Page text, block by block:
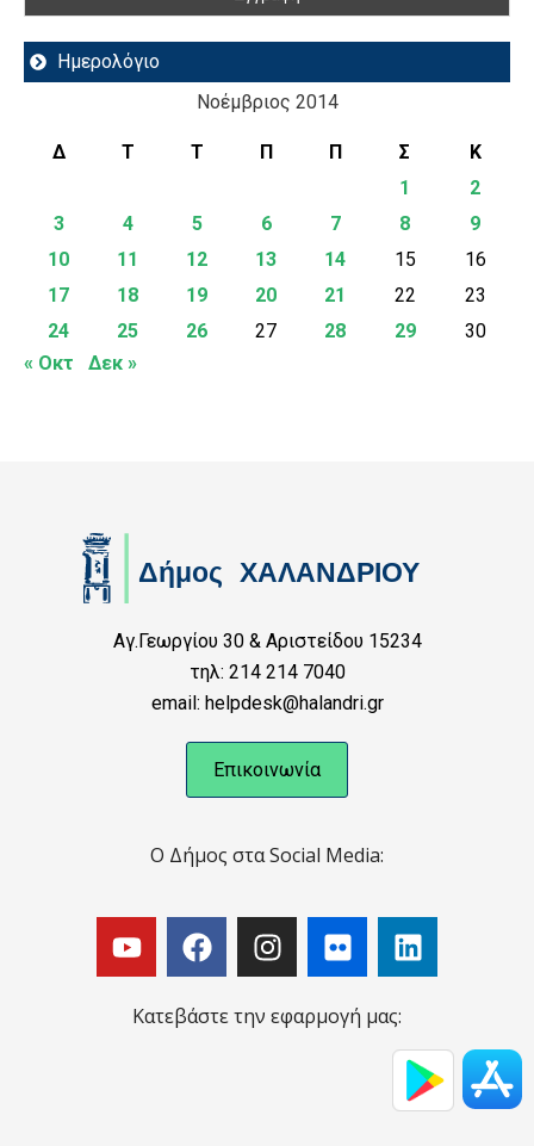
Ημερολόγιο
Νοέμβριος 2014
Δ Τ Τ Π Π Σ
Κ
1
2
3
4 5 6 7 8
9
10
11 12 13 14 15
16
17
18 19 20 21 22
23
24
25 26 27 28 29
30
« Οκτ
Δεκ »
Αγ.Γεωργίου 30 & Αριστείδου 15234
τηλ: 214 214 7040
email: helpdesk@halandri.gr
Επικοινωνία
Ο Δήμος στα Social Media:
Κατεβάστε την εφαρμογή μας: